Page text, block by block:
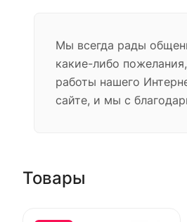
Мы всегда рады
какие-либо
работы нашего
сайте, и мы с
Товары